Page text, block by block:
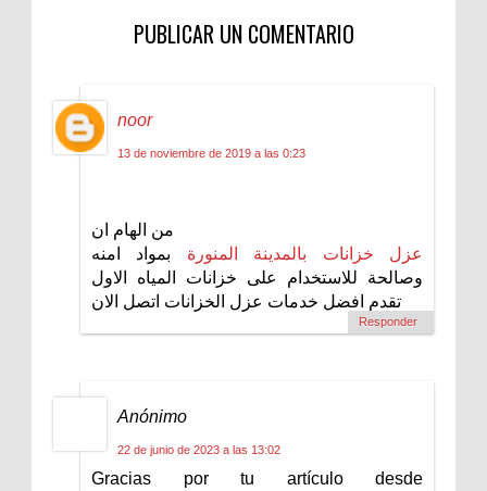
PUBLICAR UN COMENTARIO
noor
13 de noviembre de 2019 a las 0:23
من الهام ان
عزل خزانات بالمدينة المنورة بمواد امنه
وصالحة للاستخدام على خزانات المياه الاول
تقدم افضل خدمات عزل الخزانات اتصل الان
Responder
Anónimo
22 de junio de 2023 a las 13:02
Gracias por tu artículo desde